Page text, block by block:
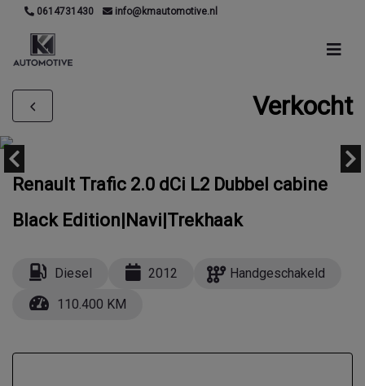
0614731430 info@kmautomotive.nl
Verkocht
Renault Trafic 2.0 dCi L2 Dubbel cabine
Black Edition|Navi|Trekhaak
Diesel 2012
Handgeschakeld
110.400 KM